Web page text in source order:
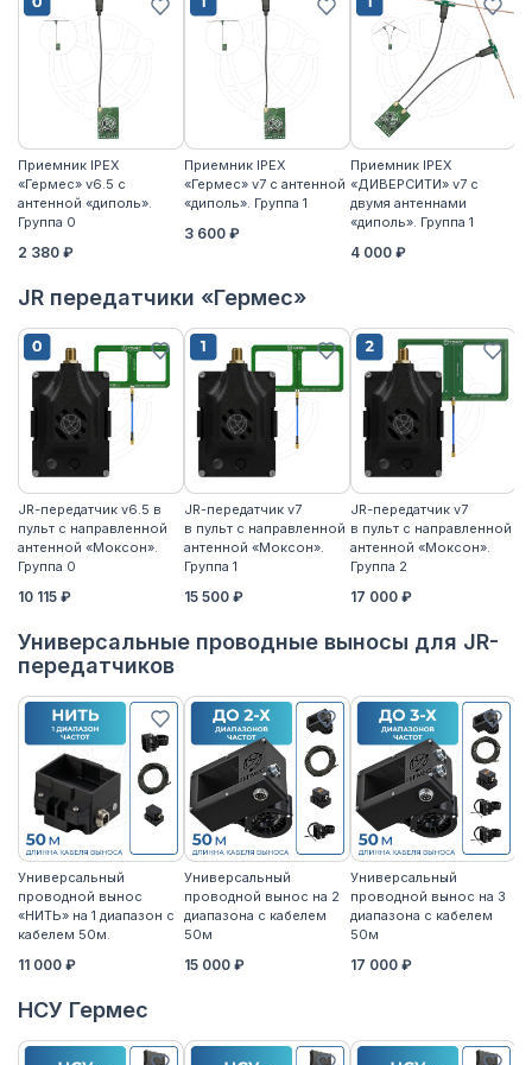
Приемник IPEX
«Гермес» v6.5 с
антенной «диполь».
Группа 0
2 380 ₽
Приемник IPEX
«Гермес» v7 с антенной
«диполь». Группа 1
3 600 ₽
Приемник IPEX
«ДИВЕРСИТИ» v7 с
двумя антеннами
«диполь». Группа 1
4 000 ₽
JR передатчики «Гермес»
JR-передатчик v6.5 в
пульт с направленной
антенной «Моксон».
Группа 0
10 115 ₽
JR-передатчик v7
в пульт с направленной
антенной «Моксон».
Группа 1
15 500 ₽
JR-передатчик v7
в пульт с направленной
антенной «Моксон».
Группа 2
17 000 ₽
Универсальные проводные выносы для JR-
передатчиков
Универсальный
проводной вынос
«НИТЬ» на 1 диапазон с
кабелем 50м.
11 000 ₽
Универсальный
проводной вынос на 2
диапазона с кабелем
50м
15 000 ₽
Универсальный
проводной вынос на 3
диапазона с кабелем
50м
17 000 ₽
НСУ Гермес